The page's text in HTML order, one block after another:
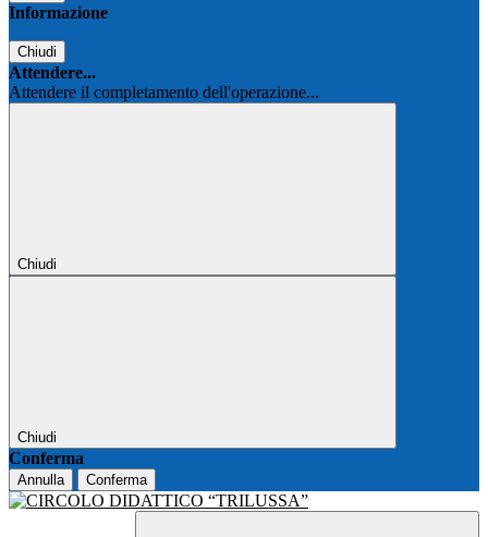
Informazione
Chiudi
Attendere...
Attendere il completamento dell'operazione...
Chiudi
Chiudi
Conferma
Annulla Conferma